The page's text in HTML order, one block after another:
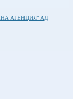
АГЕНЦИЯ" АД